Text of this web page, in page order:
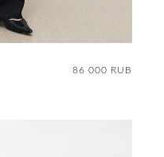
86 000 RUB